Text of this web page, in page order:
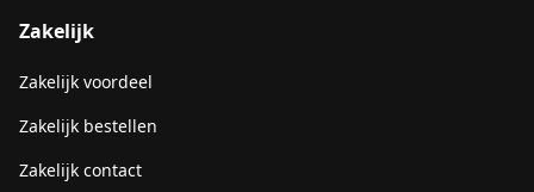
Zakelijk
Zakelijk voordeel
Zakelijk bestellen
Zakelijk contact